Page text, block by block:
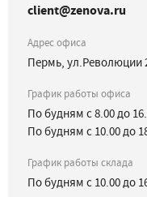
client@zenova.ru
Адрес офиса
Пермь, ул.Революции
График работы офиса
По будням с 8.00 до
По будням с 10.00 до
График работы склада
По будням с 10.00 до